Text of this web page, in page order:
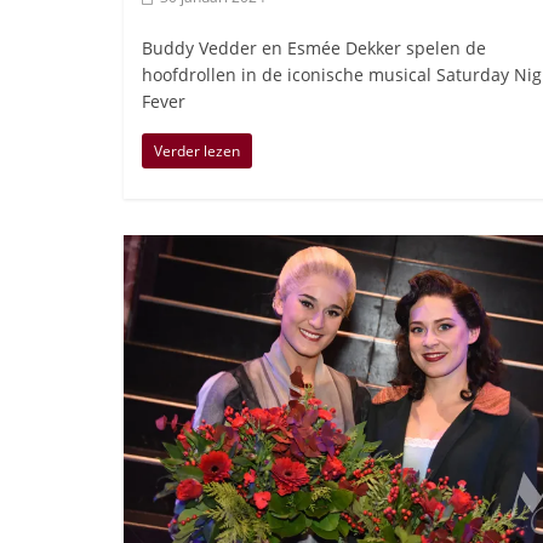
Buddy Vedder en Esmée Dekker spelen de
hoofdrollen in de iconische musical Saturday
Fever
Verder lezen